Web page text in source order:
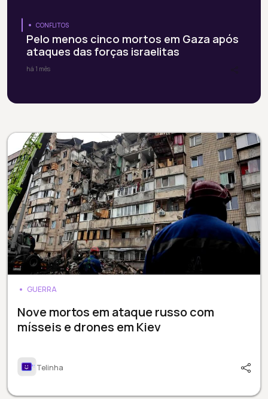
CONFLITOS
Pelo menos cinco mortos em Gaza após
ataques das forças israelitas
há 1 mês
GUERRA
Nove mortos em ataque russo com
mísseis e drones em Kiev
Telinha